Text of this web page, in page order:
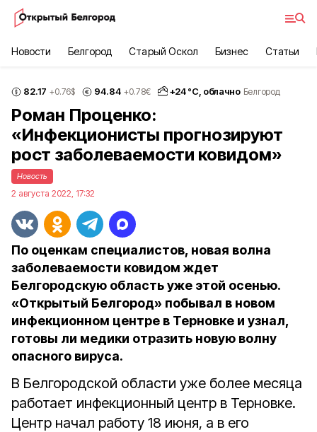
Новости Белгород Старый Оскол Бизнес Статьи
82.17 +0.76$ 94.84 +0.78€ +24°С, облачно Белгород
Роман Проценко:
«Инфекционисты прогнозируют
рост заболеваемости ковидом»
Новость
2 августа 2022, 17:32
По оценкам специалистов, новая волна
заболеваемости ковидом ждет
Белгородскую область уже этой осенью.
«Открытый Белгород» побывал в новом
инфекционном центре в Терновке и узнал,
готовы ли медики отразить новую волну
опасного вируса.
В Белгородской области уже более месяца
работает инфекционный центр в Терновке.
Центр начал работу 18 июня, а в его